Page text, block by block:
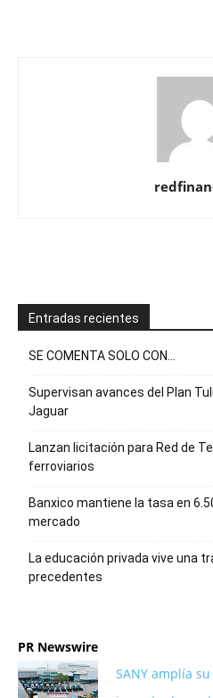
Entradas recientes
SE COMENTA SOLO CON…
Supervisan avances del Plan
Jaguar
Lanzan licitación para Red de
ferroviarios
Banxico mantiene la tasa en
mercado
La educación privada vive una
precedentes
PR Newswire
SANY amplía